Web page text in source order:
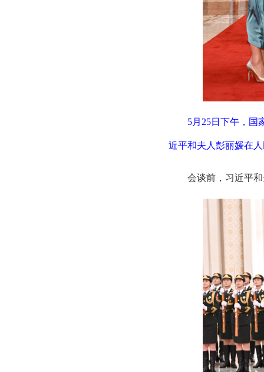
5月25日下午，国
近平和夫人彭丽媛在
会谈前，习近平